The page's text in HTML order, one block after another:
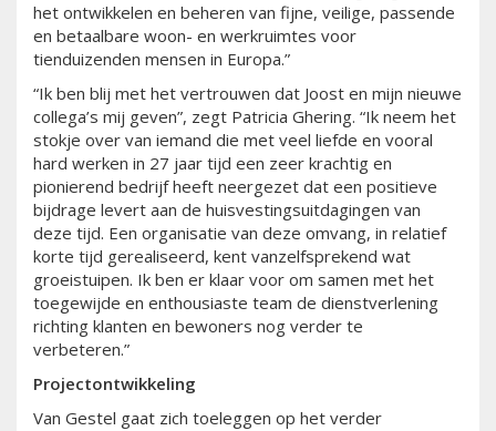
het ontwikkelen en beheren van fijne, veilige, passende
en betaalbare woon- en werkruimtes voor
tienduizenden mensen in Europa.”
“Ik ben blij met het vertrouwen dat Joost en mijn nieuwe
collega’s mij geven”, zegt Patricia Ghering. “Ik neem het
stokje over van iemand die met veel liefde en vooral
hard werken in 27 jaar tijd een zeer krachtig en
pionierend bedrijf heeft neergezet dat een positieve
bijdrage levert aan de huisvestingsuitdagingen van
deze tijd. Een organisatie van deze omvang, in relatief
korte tijd gerealiseerd, kent vanzelfsprekend wat
groeistuipen. Ik ben er klaar voor om samen met het
toegewijde en enthousiaste team de dienstverlening
richting klanten en bewoners nog verder te
verbeteren.”
Projectontwikkeling
Van Gestel gaat zich toeleggen op het verder